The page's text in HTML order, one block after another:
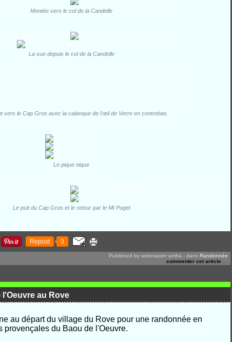
Montée vers le col de la Candelle
La vue depuis le col de la Candelle
vers le Cap Gros avec la calanque de l'œil de Verre en contrebas.
Le pique nique
Le puit du Cap Gros et le retour par le Mt Puget
Repost 0
Published by webmaster amfra - dans Randonnée
commenter cet article
l'Oeuvre au Rove
au départ du village du Rove pour une randonnée en
provençales du Baou de l'Oeuvre.